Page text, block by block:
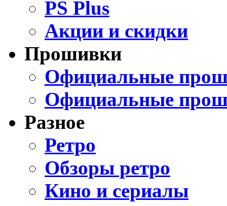
PS Plus
Акции и скидки
Прошивки
Официальные
Официальные
Разное
Ретро
Обзоры ретро
Кино и сериалы